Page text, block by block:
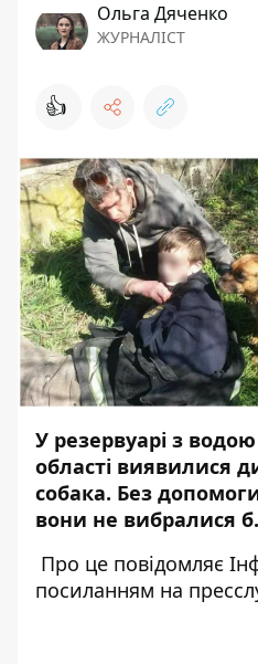
Ольга Дяченко
ЖУРНАЛІСТ
👍
У резервуарі з
області виявилися
собака. Без
вони не вибралися б.
Про це повідомляє
посиланням на